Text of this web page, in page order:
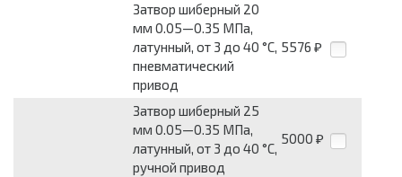
Затвор шиберный 20
мм 0.05—0.35 МПа,
латунный, от 3 до 40 °С,
пневматический
привод
5576 ₽
Затвор шиберный 25
мм 0.05—0.35 МПа,
латунный, от 3 до 40 °С,
ручной привод
5000 ₽